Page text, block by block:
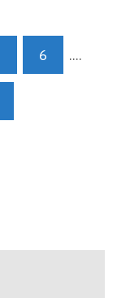
6 ....